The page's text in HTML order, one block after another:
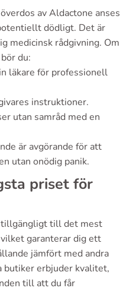
av Aldactone anses
dödligt. Det är
medicinsk rådgivning. Om
du:
läkare för professionell
instruktioner.
utan samråd med en
är avgörande för att
utan onödig panik.
priset för
tillgängligt till det mest
garanterar dig ett
jämfört med andra
butiker erbjuder kvalitet,
till att du får